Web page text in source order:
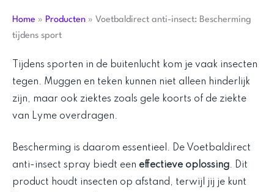
Home » Producten » Voetbaldirect anti-insect: Bescherming
tijdens sport
Tijdens sporten in de buitenlucht kom je vaak insecten
tegen. Muggen en teken kunnen niet alleen hinderlijk
zijn, maar ook ziektes zoals gele koorts of de ziekte
van Lyme overdragen.
Bescherming is daarom essentieel. De Voetbaldirect
anti-insect spray biedt een effectieve oplossing. Dit
product houdt insecten op afstand, terwijl jij je kunt